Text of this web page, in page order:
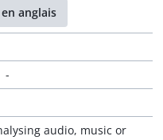
anglais
-
audio, music or